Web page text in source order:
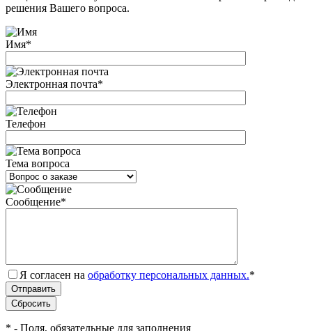
решения Вашего вопроса.
Имя*
Электронная почта*
Телефон
Тема вопроса
Сообщение*
Я согласен на обработку персональных данных.*
* - Поля, обязательные для заполнения